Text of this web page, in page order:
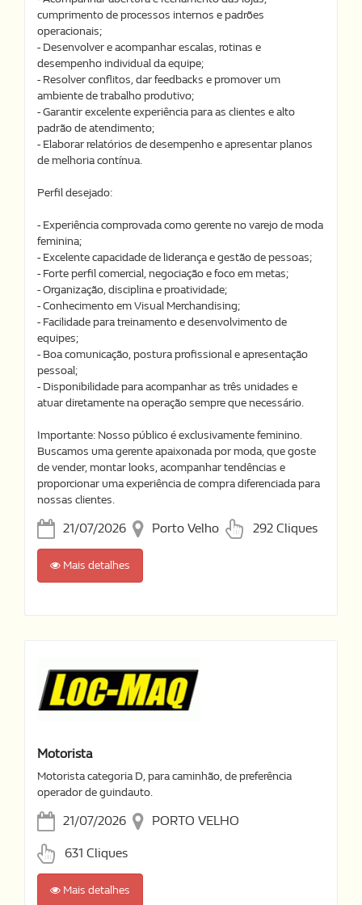
cumprimento de processos internos e padrões
operacionais;
- Desenvolver e acompanhar escalas, rotinas e
desempenho individual da equipe;
- Resolver conflitos, dar feedbacks e promover um
ambiente de trabalho produtivo;
- Garantir excelente experiência para as clientes e alto
padrão de atendimento;
- Elaborar relatórios de desempenho e apresentar planos
de melhoria contínua.
Perfil desejado:
- Experiência comprovada como gerente no varejo de moda
feminina;
- Excelente capacidade de liderança e gestão de pessoas;
- Forte perfil comercial, negociação e foco em metas;
- Organização, disciplina e proatividade;
- Conhecimento em Visual Merchandising;
- Facilidade para treinamento e desenvolvimento de
equipes;
- Boa comunicação, postura profissional e apresentação
pessoal;
- Disponibilidade para acompanhar as três unidades e
atuar diretamente na operação sempre que necessário.
Importante: Nosso público é exclusivamente feminino.
Buscamos uma gerente apaixonada por moda, que goste
de vender, montar looks, acompanhar tendências e
proporcionar uma experiência de compra diferenciada para
nossas clientes.
21/07/2026 Porto Velho 292 Cliques
Mais detalhes
Motorista
Motorista categoria D, para caminhão, de preferência
operador de guindauto.
21/07/2026 PORTO VELHO
631 Cliques
Mais detalhes